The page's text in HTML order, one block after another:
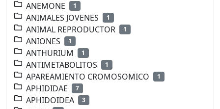
ANEMONE 1
ANIMALES JOVENES 1
ANIMAL REPRODUCTOR 1
ANIONES 1
ANTHURIUM 1
ANTIMETABOLITOS 1
APAREAMIENTO CROMOSOMICO 1
APHIDIDAE 7
APHIDOIDEA 3